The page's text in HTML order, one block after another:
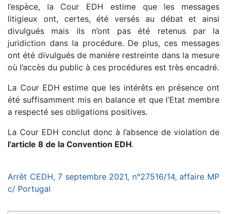
l’espèce, la Cour EDH estime que les messages
litigieux ont, certes, été versés au débat et ainsi
divulgués mais ils n’ont pas été retenus par la
juridiction dans la procédure. De plus, ces messages
ont été divulgués de manière restreinte dans la mesure
où l’accès du public à ces procédures est très encadré.
La Cour EDH estime que les intérêts en présence ont
été suffisamment mis en balance et que l’Etat membre
a respecté ses obligations positives.
La Cour EDH conclut donc à l’absence de violation de
l’article 8 de la Convention EDH.
Arrêt CEDH, 7 septembre 2021, n°27516/14, affaire MP
c/ Portugal